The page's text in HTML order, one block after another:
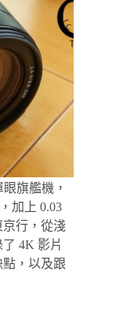
旗艦機，
加上 0.03
行，從淺
4K 影片
，以及跟